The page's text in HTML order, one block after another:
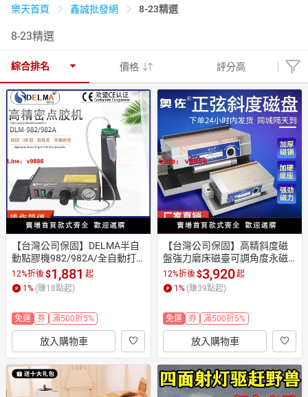
天天免運 美食蛋糕 養生保健
居家生活 3C家電 親子玩具
女裝 男裝 化妝保養 情趣用品
日本購物 電子/紙本書
HOT
樂天首頁 鑫誠批發網 8-23精選
8-23精選
綜合排名 價格 評分高
【台灣公司保固】DELMA半自
動點膠機982/982A/全自動打
膠機滴膠機腳踩式手動開關
12%折後$1,881 起
1 % (賺18點起)
免運 券 滿500折5%
放入購物車
【台灣公司保固】高精斜度磁
盤強力磨床磁臺可調角度永磁
吸盤彎弓正弦一體磁臺細目
12%折後$3,920起
1 % (賺39點起)
免運 券 滿500折5%
放入購物車